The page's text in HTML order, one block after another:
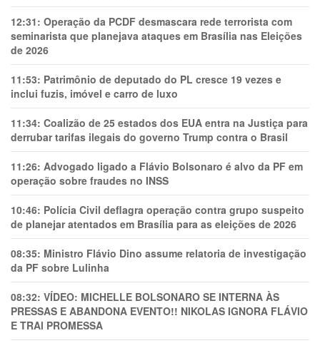
12:31: Operação da PCDF desmascara rede terrorista com
seminarista que planejava ataques em Brasília nas Eleições
de 2026
11:53: Patrimônio de deputado do PL cresce 19 vezes e
inclui fuzis, imóvel e carro de luxo
11:34: Coalizão de 25 estados dos EUA entra na Justiça para
derrubar tarifas ilegais do governo Trump contra o Brasil
11:26: Advogado ligado a Flávio Bolsonaro é alvo da PF em
operação sobre fraudes no INSS
10:46: Polícia Civil deflagra operação contra grupo suspeito
de planejar atentados em Brasília para as eleições de 2026
08:35: Ministro Flávio Dino assume relatoria de investigação
da PF sobre Lulinha
08:32: VÍDEO: MICHELLE BOLSONARO SE INTERNA ÀS
PRESSAS E ABANDONA EVENTO!! NIKOLAS IGNORA FLÁVIO
E TRAl PROMESSA